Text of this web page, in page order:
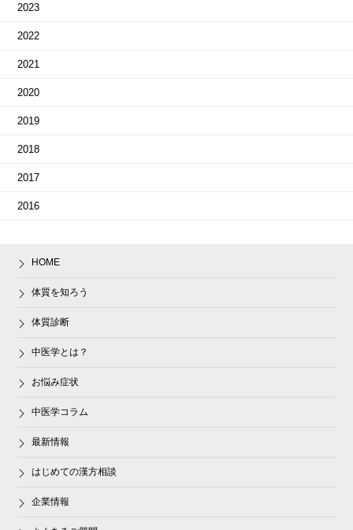
2023
2022
2021
2020
2019
2018
2017
2016
HOME
体質を知ろう
体質診断
中医学とは？
お悩み症状
中医学コラム
最新情報
はじめての漢方相談
企業情報